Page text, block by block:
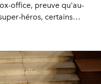
office, preuve qu'au-
héros, certains
une ferveur intacte.